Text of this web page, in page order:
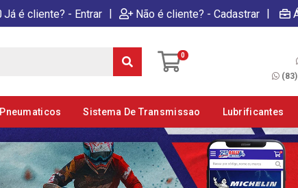
Já é cliente? - Entrar | Não é cliente? - Cadastrar |
0
Pneumaticos Sistema De Transmissao Lubrificantes